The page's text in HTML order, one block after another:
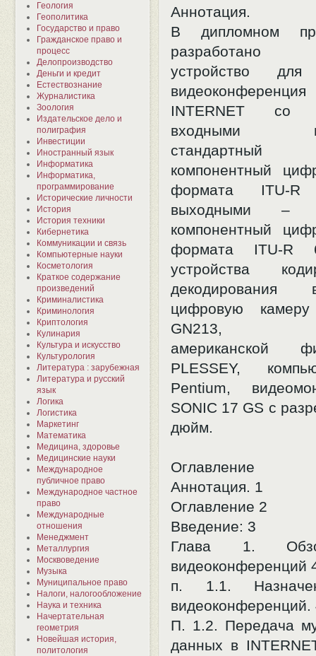
Геология
Геополитика
Государство и право
Гражданское право и
процесс
Делопроизводство
Деньги и кредит
Естествознание
Журналистика
Зоология
Издательское дело и
полиграфия
Инвестиции
Иностранный язык
Информатика
Информатика,
программирование
Исторические личности
История
История техники
Кибернетика
Коммуникации и связь
Компьютерные науки
Косметология
Краткое содержание
произведений
Криминалистика
Криминология
Криптология
Кулинария
Культура и искусство
Культурология
Литература : зарубежная
Литература и русский
язык
Логика
Логистика
Маркетинг
Математика
Медицина, здоровье
Медицинские науки
Международное
публичное право
Международное частное
право
Международные
отношения
Менеджмент
Металлургия
Москвоведение
Музыка
Муниципальное право
Налоги, налогообложение
Наука и техника
Начертательная
геометрия
Новейшая история,
политология
Аннотация.
В дипломном
разработано
устройство для
INTERNET со
входными
стандартный
компонентный
формата ITU-
выходными –
компонентный
формата ITU-R
устройства
цифровую камеру
GN213,
американской
PLESSEY,
Pentium,
SONIC 17 GS с
дюйм.
Оглавление
Аннотация. 1
Оглавление 2
Введение: 3
Глава 1.
видеоконференций
п. 1.1.
видеоконференций.
П. 1.2. Передача
данных в